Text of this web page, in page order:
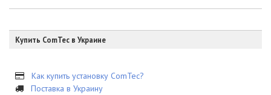
Купить ComTec в Украине
Как купить установку ComTec?
Поставка в Украину